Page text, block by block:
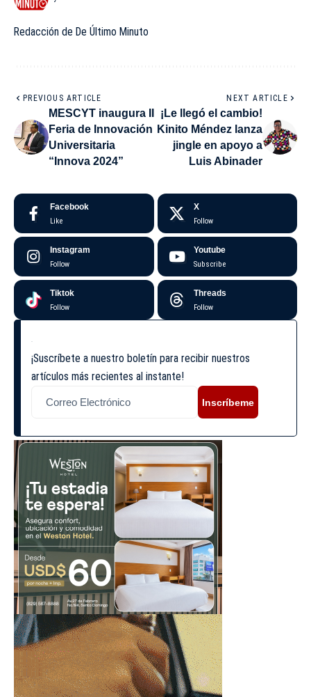
Redacción de De Último Minuto
PREVIOUS ARTICLE
MESCYT inaugura II
Feria de Innovación
Universitaria
“Innova 2024”
NEXT ARTICLE
¡Le llegó el cambio!
Kinito Méndez lanza
jingle en apoyo a
Luis Abinader
Facebook
Like
X
Follow
Instagram
Follow
Youtube
Subscribe
Tiktok
Follow
Threads
Follow
¡Suscríbete a nuestro boletín para recibir nuestros
artículos más recientes al instante!
Inscríbeme